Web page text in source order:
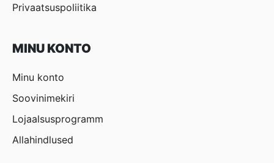
Privaatsuspoliitika
MINU KONTO
Minu konto
Soovinimekiri
Lojaalsusprogramm
Allahindlused